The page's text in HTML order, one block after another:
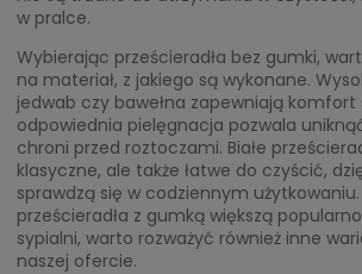
w pralce.
Wybierając prześcieradła bez gumki,
na materiał, z jakiego są wykonane.
jedwab czy bawełna zapewniają komfort
odpowiednia pielęgnacja pozwala
chroni przed roztoczami. Białe
klasyczne, ale także łatwe do czyścić,
sprawdzą się w codziennym
prześcieradła z gumką większą
sypialni, warto rozważyć również inne
naszej ofercie.